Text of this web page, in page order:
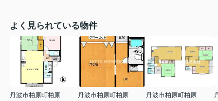
よく見られている物件
丹波市柏原町柏原
丹波市柏原町柏原
丹波市柏原町柏原